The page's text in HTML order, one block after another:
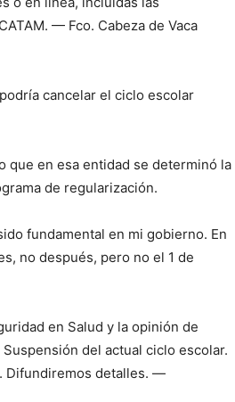
— Fco. Cabeza de Vaca
cancelar el ciclo escolar
que en esa entidad se determinó la
de regularización.
fundamental en mi gobierno. En
no después, pero no el 1 de
en Salud y la opinión de
del actual ciclo escolar.
Difundiremos detalles. —